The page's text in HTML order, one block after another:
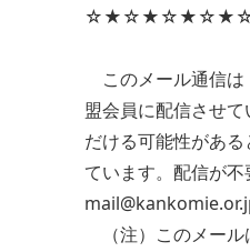
このメール通信は
盟会員に配信させ
だける可能性があ
ています。配信が不
（注）このメール